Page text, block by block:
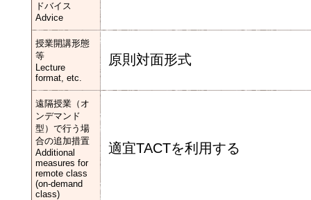
ドバイス
Advice
授業開講形態
等
Lecture
format, etc.
原則対面形式
遠隔授業（オ
ンデマンド
型）で行う場
合の追加措置
Additional
measures for
remote class
(on-demand
class)
適宜TACTを利用する